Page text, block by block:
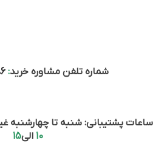
شماره تلفن مشاوره خرید:
ساعات پشتیبانی: شنبه تا چهارشنبه
10 الی15